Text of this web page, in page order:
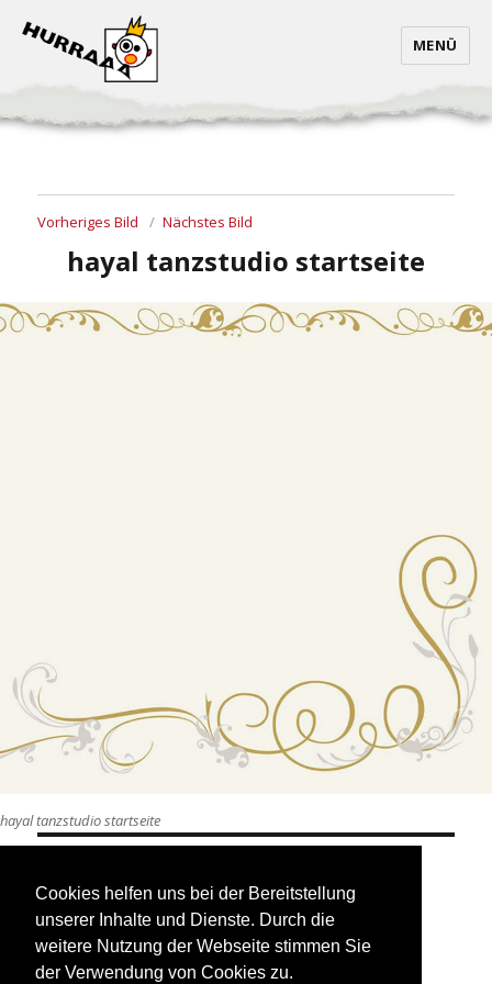
Cookies helfen uns bei der Bereitstellung
unserer Inhalte und Dienste. Durch die
weitere Nutzung der Webseite stimmen Sie
der Verwendung von Cookies zu.
MENÜ
Vorheriges Bild Nächstes Bild
hayal tanzstudio startseite
hayal tanzstudio startseite
Beitragsnavigation
allongé tanzstudio –
raumgestaltung studio 1